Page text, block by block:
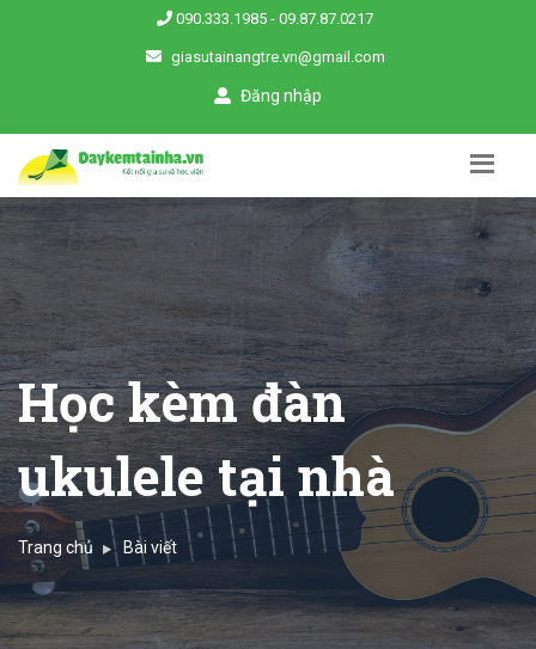
090.333.1985 - 09.87.87.0217
giasutainangtre.vn@gmail.com
Đăng nhập
Học kèm đàn
ukulele tại nhà
Trang chủ Bài viết